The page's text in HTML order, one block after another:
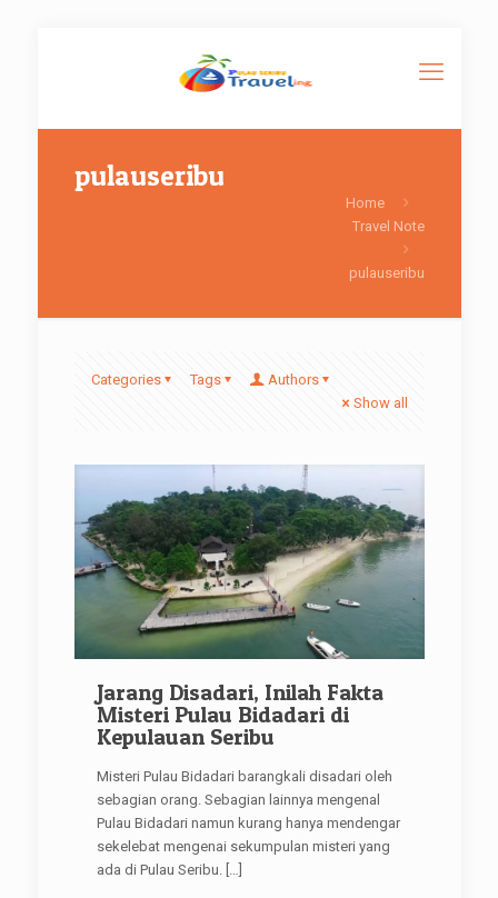
pulauseribu
Home
Travel Note
pulauseribu
Categories Tags
Authors
Show all
Jarang Disadari, Inilah Fakta
Misteri Pulau Bidadari di
Kepulauan Seribu
Misteri Pulau Bidadari barangkali disadari oleh
sebagian orang. Sebagian lainnya mengenal
Pulau Bidadari namun kurang hanya mendengar
sekelebat mengenai sekumpulan misteri yang
ada di Pulau Seribu.[…]